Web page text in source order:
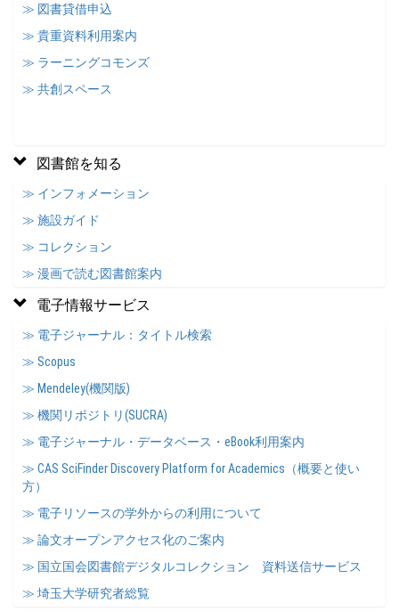
≫ 図書貸借申込
≫ 貴重資料利用案内
≫ ラーニングコモンズ
≫ 共創スペース
図書館を知る
≫ インフォメーション
≫ 施設ガイド
≫ コレクション
≫ 漫画で読む図書館案内
電子情報サービス
≫ 電子ジャーナル：タイトル検索
≫ Scopus
≫ Mendeley(機関版)
≫ 機関リポジトリ(SUCRA)
≫ 電子ジャーナル・データベース・eBook利用案内
≫ CAS SciFinder Discovery Platform for Academics（概要と使い
方）
≫ 電子リソースの学外からの利用について
≫ 論文オープンアクセス化のご案内
≫ 国立国会図書館デジタルコレクション 資料送信サービス
≫ 埼玉大学研究者総覧